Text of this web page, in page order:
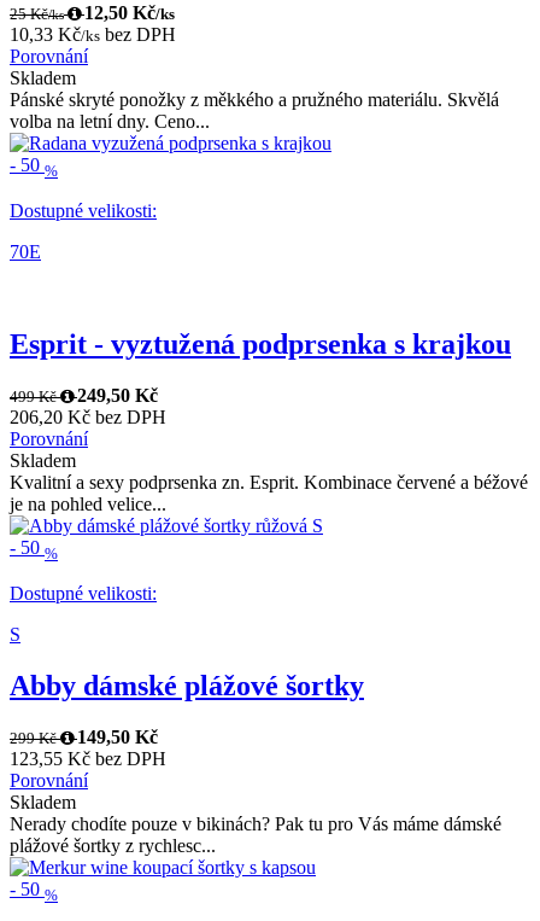
25 Kč/ks 12,50 Kč/ks
10,33 Kč/ks bez DPH
Porovnání
Skladem
Pánské skryté ponožky z měkkého a pružného materiálu. Skvělá
volba na letní dny. Ceno...
- 50 %
Dostupné velikosti:
70E
Esprit - vyztužená podprsenka s krajkou
499 Kč
249,50 Kč
206,20 Kč bez DPH
Porovnání
Skladem
Kvalitní a sexy podprsenka zn. Esprit. Kombinace červené a béžové
je na pohled velice...
- 50 %
Dostupné velikosti:
S
Abby dámské plážové šortky
299 Kč
149,50 Kč
123,55 Kč bez DPH
Porovnání
Skladem
Nerady chodíte pouze v bikinách? Pak tu pro Vás máme dámské
plážové šortky z rychlesc...
- 50 %